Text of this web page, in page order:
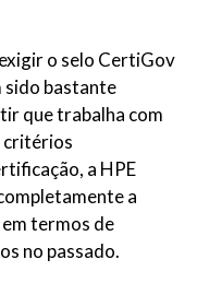
o selo CertiGov
sido bastante
que trabalha com
critérios
a HPE
a
termos de
no passado.